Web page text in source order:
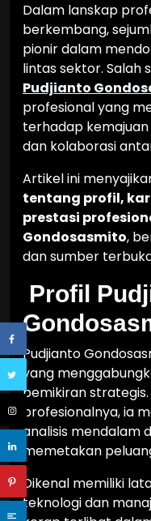
Dalam lanskap
berkembang,
pionir dalam
lintas sektor. Salah
Pudjianto
profesional yang
terhadap
dan kolaborasi
Artikel ini
tentang profil,
prestasi
Gondosasmito,
dan sumber
Profil
Pudjianto
yang
pemikiran
profesionalnya, ia
analisis mendalam
memetakan
Dikenal memiliki
teknologi dan